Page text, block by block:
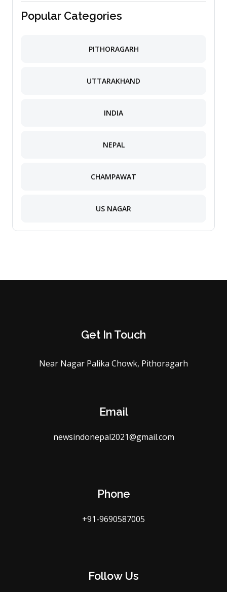
Popular Categories
PITHORAGARH
UTTARAKHAND
INDIA
NEPAL
CHAMPAWAT
US NAGAR
Get In Touch
Near Nagar Palika Chowk, Pithoragarh
Email
newsindonepal2021@gmail.com
Phone
+91-9690587005
Follow Us